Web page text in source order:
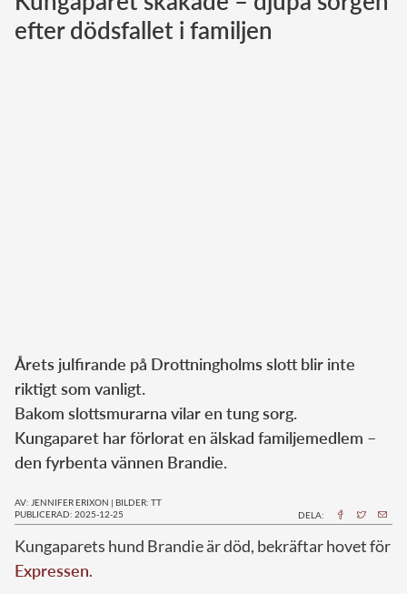
Norska kungahuset
efter dödsfallet i familjen
Årets julfirande på Drottningholms slott blir inte
riktigt som vanligt.
Bakom slottsmurarna vilar en tung sorg.
Kungaparet har förlorat en älskad familjemedlem –
den fyrbenta vännen Brandie.
AV: JENNIFER ERIXON | BILDER: TT
PUBLICERAD: 2025-12-25
DELA:
Kungaparets hund Brandie är död, bekräftar hovet för
Expressen.